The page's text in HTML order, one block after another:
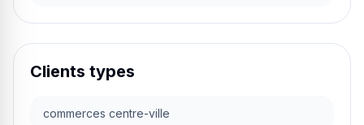
Clients types
commerces centre-ville